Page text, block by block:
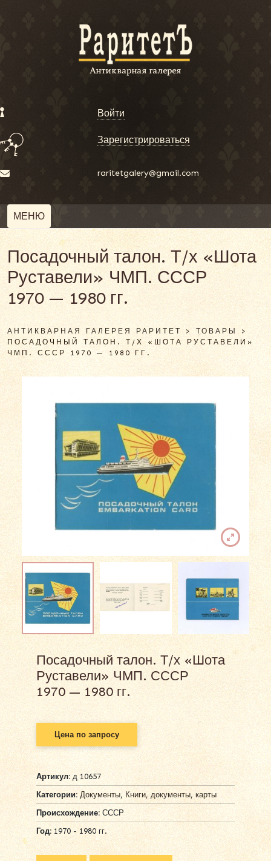
Войти
Зарегистрироваться
raritetgalery@gmail.com
МЕНЮ
Посадочный талон. Т/х «Шота
Руставели» ЧМП. СССР
1970 — 1980 гг.
АНТИКВАРНАЯ ГАЛЕРЕЯ РАРИТЕТ >ТОВАРЫ >
ПОСАДОЧНЫЙ ТАЛОН. Т/Х «ШОТА РУСТАВЕЛИ»
ЧМП. СССР 1970 — 1980 ГГ.
Посадочный талон. Т/х «Шота
Руставели» ЧМП. СССР
1970 — 1980 гг.
Цена по запросу
Артикул:д 10657
Категории: Документы, Книги, документы, карты
Происхождение: СССР
Год: 1970 - 1980 гг.